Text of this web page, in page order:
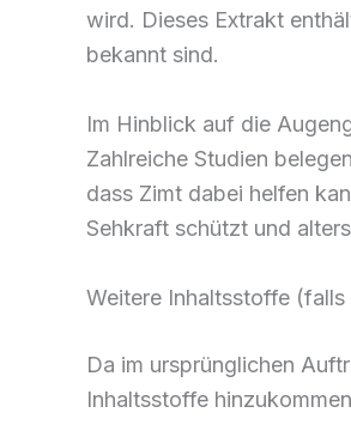
wird. Dieses Extrakt
bekannt sind.
Im Hinblick auf die
Zahlreiche Studien
dass Zimt dabei helfen
Sehkraft schützt und
Weitere Inhaltsstoffe
Da im ursprünglichen
Inhaltsstoffe